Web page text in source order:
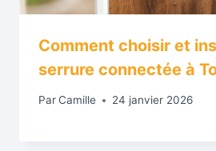
Comment choisir et
serrure connectée à
ParCamille 24 janvier 2026